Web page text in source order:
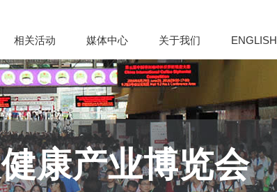
相关活动 媒体中心 关于我们 ENGLISH
康产业博览会